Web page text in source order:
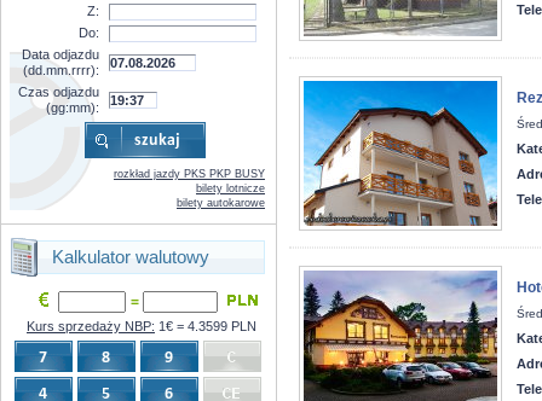
Z:
Do:
Data odjazdu
(dd.mm.rrrr):
Czas odjazdu
(gg:mm):
rozkład jazdy PKS PKP BUSY
bilety lotnicze
bilety autokarowe
Kalkulator walutowy
=
Kurs sprzedaży NBP: 1€ = 4.3599 PLN